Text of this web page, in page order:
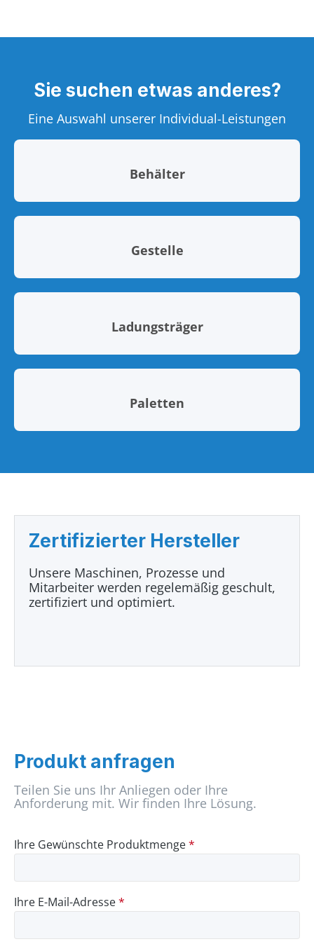
Sie suchen etwas anderes?
Eine Auswahl unserer Individual-Leistungen
Behälter
Gestelle
Ladungsträger
Paletten
Zertifizierter Hersteller
Unsere Maschinen, Prozesse und
Mitarbeiter werden regelemäßig geschult,
zertifiziert und optimiert.
Produkt anfragen
Teilen Sie uns Ihr Anliegen oder Ihre
Anforderung mit. Wir finden Ihre Lösung.
Ihre Gewünschte Produktmenge*
Ihre E-Mail-Adresse*